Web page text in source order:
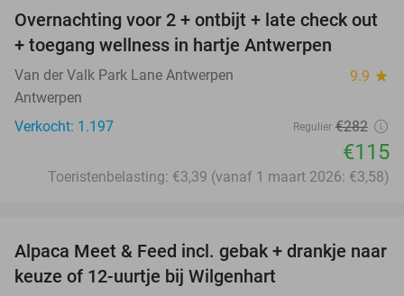
59%
Overnachting voor 2 + ontbijt + late check out
+ toegang wellness in hartje Antwerpen
Van der Valk Park Lane Antwerpen 9.9 star
Antwerpen
Verkocht: 1.197
Regulier €282
€115
Toeristenbelasting: €3,39 (vanaf 1 maart 2026: €3,58)
43%
Alpaca Meet & Feed incl. gebak + drankje naar
keuze of 12-uurtje bij Wilgenhart